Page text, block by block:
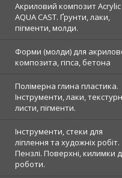
Акриловий композит Acrylic
AQUA CAST. Ґрунти, лаки,
пігменти, молди.
Форми (молди) для
композита, гіпса, бетона
Полімерна глина пластика.
Інструменти, лаки,
листи, пігменти.
Інструменти, стеки для
ліплення та художніх робіт.
Пензлі. Поверхні, килимки
роботи.